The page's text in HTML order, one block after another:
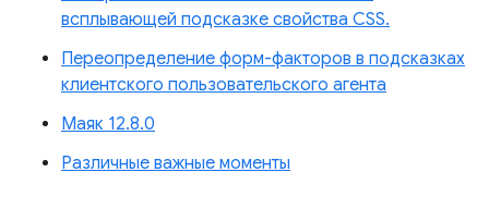
всплывающей подсказке свойства CSS.
Переопределение форм-факторов в подсказках
клиентского пользовательского агента
Маяк 12.8.0
Различные важные моменты